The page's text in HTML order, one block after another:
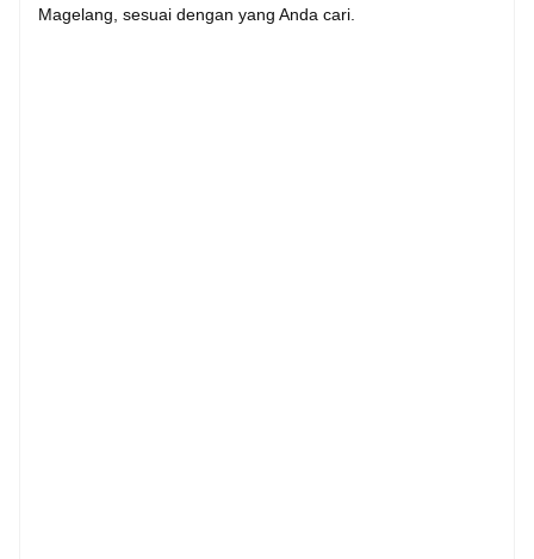
Magelang, sesuai dengan yang Anda cari.